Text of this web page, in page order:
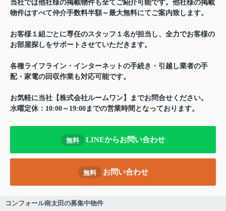
当社では他社様の掲載物件も全てご紹介可能です。他社様の掲載
物件はすべて仲介手数料半額～最大無料にてご案内致します。
お客様１組ごとに専任のスタッフ１名が担当し、全力でお客様の
お部屋探しをサポートさせていただきます。
各種ライフライン・インターネットの手続き・引越し業者の手
配・家電の回収作業も対応可能です。
お気軽に当社【株式会社ルームワン】までお問合せください。
水曜定休：10:00～19:00までの営業時間となっております。
無料 LINEからお問い合わせ
無料 お問い合わせ
コンフォール南太田の募集中物件